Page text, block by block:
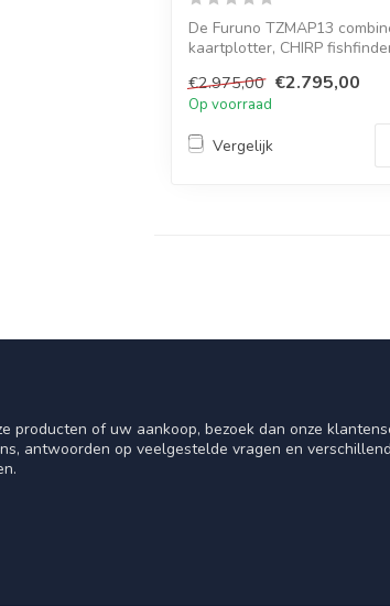
De Furuno TZMAP13
kaartplotter, CHIRP
€2.975,00 €2.795,00
Op voorraad
Vergelijk
producten of uw aankoop, bezoek dan onze
antwoorden op veelgestelde vragen en